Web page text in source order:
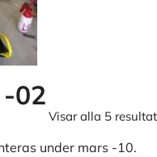
02
Visar alla 5 resultat
under mars -10.